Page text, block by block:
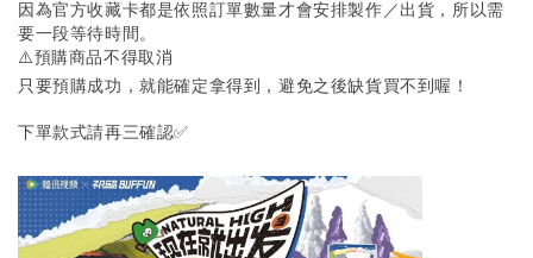
因為官方收藏卡都是依照訂單數量才會安排製作／出貨，所以需
要一段等待時間。
⚠️預購商品不得取消
只要預購成功，就能確定拿得到，避免之後缺貨買不到喔！
下單款式請再三確認✅